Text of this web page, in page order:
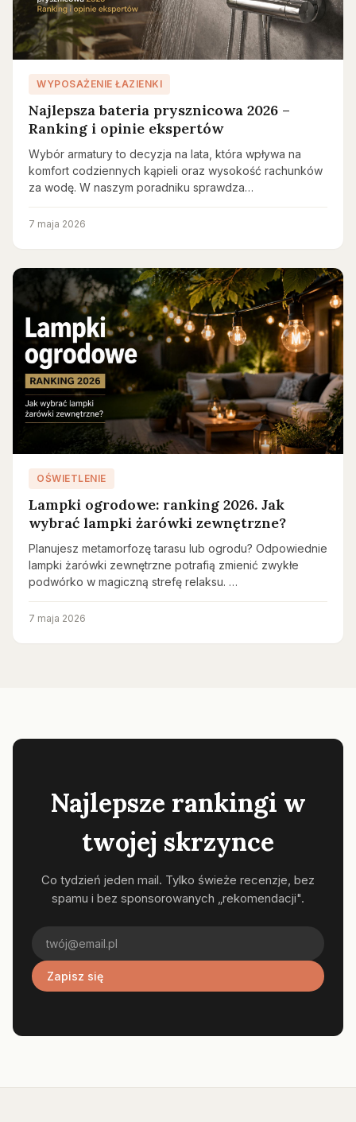
WYPOSAŻENIE ŁAZIENKI
Najlepsza bateria prysznicowa 2026 –
Ranking i opinie ekspertów
Wybór armatury to decyzja na lata, która wpływa na
komfort codziennych kąpieli oraz wysokość rachunków
za wodę. W naszym poradniku sprawdza…
7 maja 2026
OŚWIETLENIE
Lampki ogrodowe: ranking 2026. Jak
wybrać lampki żarówki zewnętrzne?
Planujesz metamorfozę tarasu lub ogrodu? Odpowiednie
lampki żarówki zewnętrzne potrafią zmienić zwykłe
podwórko w magiczną strefę relaksu. …
7 maja 2026
Najlepsze rankingi w
twojej skrzynce
Co tydzień jeden mail. Tylko świeże recenzje, bez
spamu i bez sponsorowanych „rekomendacji".
Zapisz się